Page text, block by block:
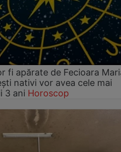
fi apărate de Fecioara
nativi vor avea cele mai
3 ani Horoscop